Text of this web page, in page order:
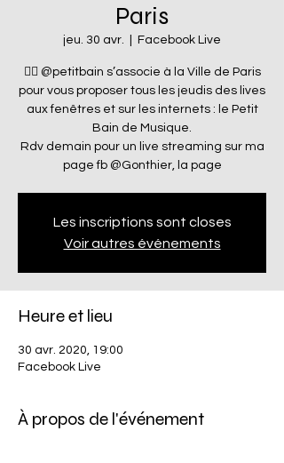
Paris
jeu. 30 avr. Facebook Live
👉🏼 @petitbain s’associe à la Ville de Paris
pour vous proposer tous les jeudis des lives
aux fenêtres et sur les internets : le Petit
Bain de Musique.
Rdv demain pour un live streaming sur ma
page fb @Gonthier, la page
Les inscriptions sont closes
Voir autres événements
Heure et lieu
30 avr. 2020, 19:00
Facebook Live
À propos de l'événement